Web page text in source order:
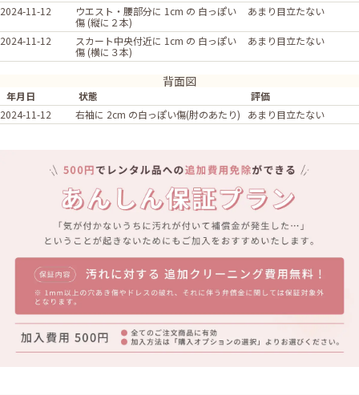
2024-11-12
ウエスト・腰部分に 1cm の 白っぽい
傷 (縦に２本)
あまり目立たない
2024-11-12
スカート中央付近に 1cm の 白っぽい
傷 (横に３本)
あまり目立たない
背面図
年月日 状態
評価
2024-11-12
右袖に 2cm の白っぽい傷(肘のあたり) あまり目立たない